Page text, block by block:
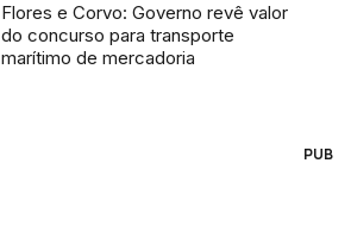
Flores e Corvo: Governo revê valor
do concurso para transporte
marítimo de mercadoria
PUB